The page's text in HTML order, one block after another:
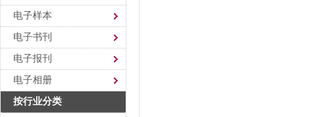
电子样本
电子书刊
电子报刊
电子相册
按行业分类